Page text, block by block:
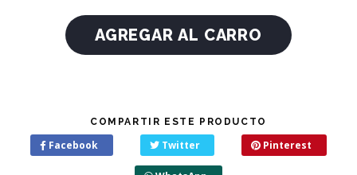
COMPARTIR ESTE PRODUCTO
Facebook Twitter Pinterest